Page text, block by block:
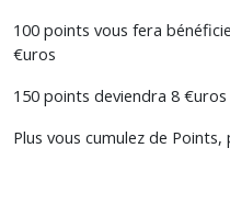
100 points vous fera
€uros
150 points deviendra 8 €uros
Plus vous cumulez de Points,